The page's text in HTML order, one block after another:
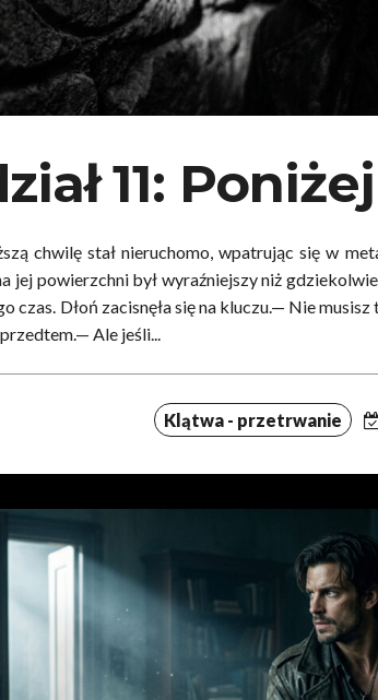
11: Poniżej
chwilę stał nieruchomo, wpatrując się w
jej powierzchni był wyraźniejszy niż
czas. Dłoń zacisnęła się na kluczu.— Nie
Ale jeśli...
Klątwa - przetrwanie